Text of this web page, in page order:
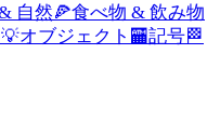
自然🍕食べ物 & 飲み物
💡オブジェクト 🏧記号🏁